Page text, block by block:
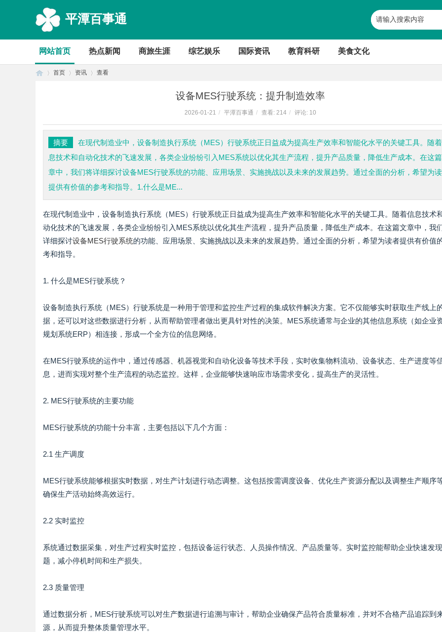
平潭百事通
网站首页 热点新闻 商旅生涯 综艺娱乐 国际资讯 教育科研 美食文化
首页 资讯 查看
设备MES行驶系统：提升制造效率
2026-01-21 / 平潭百事通 / 查看: 214 / 评论: 10
摘要
在现代制造业中，设备制造执行系统（MES）行驶系统正日益成为提高生产效率和智能化水平的关键工具。随
息技术和自动化技术的飞速发展，各类企业纷纷引入MES系统以优化其生产流程，提升产品质量，降低生产成本。在这
章中，我们将详细探讨设备MES行驶系统的功能、应用场景、实施挑战以及未来的发展趋势。通过全面的分析，希望为
提供有价值的参考和指导。1.什么是ME...
在现代制造业中，设备制造执行系统（MES）行驶系统正日益成为提高生产效率和智能化水平的关键工具。随着信息技术
动化技术的飞速发展，各类企业纷纷引入MES系统以优化其生产流程，提升产品质量，降低生产成本。在这篇文章中，我
详细探讨设备MES行驶系统的功能、应用场景、实施挑战以及未来的发展趋势。通过全面的分析，希望为读者提供有价值
考和指导。
1. 什么是MES行驶系统？
设备制造执行系统（MES）行驶系统是一种用于管理和监控生产过程的集成软件解决方案。它不仅能够实时获取生产线上
据，还可以对这些数据进行分析，从而帮助管理者做出更具针对性的决策。MES系统通常与企业的其他信息系统（如企业
规划系统ERP）相连接，形成一个全方位的信息网络。
在MES行驶系统的运作中，通过传感器、机器视觉和自动化设备等技术手段，实时收集物料流动、设备状态、生产进度等
息，进而实现对整个生产流程的动态监控。这样，企业能够快速响应市场需求变化，提高生产的灵活性。
2. MES行驶系统的主要功能
MES行驶系统的功能十分丰富，主要包括以下几个方面：
2.1 生产调度
MES行驶系统能够根据实时数据，对生产计划进行动态调整。这包括按需调度设备、优化生产资源分配以及调整生产顺序
确保生产活动始终高效运行。
2.2 实时监控
系统通过数据采集，对生产过程实时监控，包括设备运行状态、人员操作情况、产品质量等。实时监控能帮助企业快速发
题，减小停机时间和生产损失。
2.3 质量管理
通过数据分析，MES行驶系统可以对生产数据进行追溯与审计，帮助企业确保产品符合质量标准，并对不合格产品追踪到
源，从而提升整体质量管理水平。